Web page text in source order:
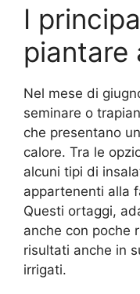
I
piantare
Nel mese di
seminare o
che presentano
calore. Tra le
alcuni tipi di
appartenenti alla
Questi ortaggi,
anche con poche
risultati anche in
irrigati.